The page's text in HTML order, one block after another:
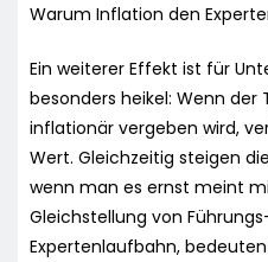
Warum Inflation den
Ein weiterer Effekt ist für
besonders heikel: Wenn der
inflationär vergeben wird,
Wert. Gleichzeitig steigen
wenn man es ernst meint
Gleichstellung von
Expertenlaufbahn,